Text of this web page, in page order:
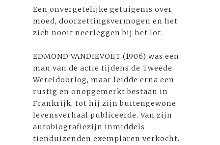
Een onvergetelijke getuigenis over
moed, doorzettingsvermogen en het
zich nooit neerleggen bij het lot.
EDMOND VANDIEVOET (1906) was een
man van de actie tijdens de Tweede
Wereldoorlog, maar leidde erna een
rustig en onopgemerkt bestaan in
Frankrijk, tot hij zijn buitengewone
levensverhaal publiceerde. Van zijn
autobiografiezijn inmiddels
tienduizenden exemplaren verkocht.